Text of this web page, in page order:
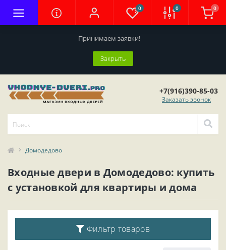
Принимаем заявки!
Закрыть
0 0 0
+7(916)390-85-03
Заказать звонок
Домодедово
Входные двери в Домодедово: купить
с установкой для квартиры и дома
Фильтр товаров